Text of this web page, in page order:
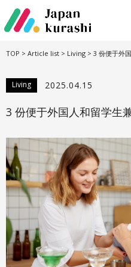
TOP > Article list > Living > 3 份便于外
Living 2025.04.15
3 份便于外国人和留学生